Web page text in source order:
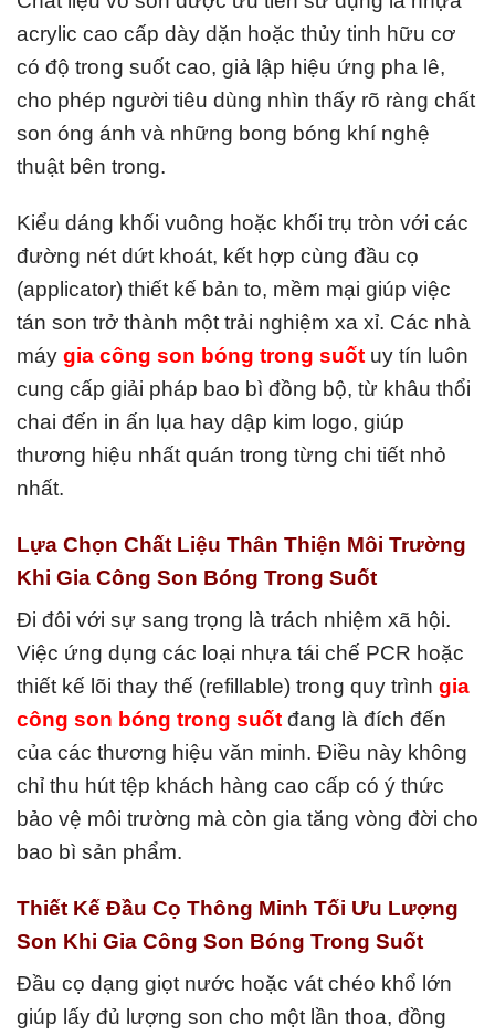
acrylic cao cấp dày dặn hoặc thủy tinh hữu cơ
có độ trong suốt cao, giả lập hiệu ứng pha lê,
cho phép người tiêu dùng nhìn thấy rõ ràng chất
son óng ánh và những bong bóng khí nghệ
thuật bên trong.
Kiểu dáng khối vuông hoặc khối trụ tròn với các
đường nét dứt khoát, kết hợp cùng đầu cọ
(applicator) thiết kế bản to, mềm mại giúp việc
tán son trở thành một trải nghiệm xa xỉ. Các nhà
máy gia công son bóng trong suốt uy tín luôn
cung cấp giải pháp bao bì đồng bộ, từ khâu thổi
chai đến in ấn lụa hay dập kim logo, giúp
thương hiệu nhất quán trong từng chi tiết nhỏ
nhất.
Lựa Chọn Chất Liệu Thân Thiện Môi Trường
Khi Gia Công Son Bóng Trong Suốt
Đi đôi với sự sang trọng là trách nhiệm xã hội.
Việc ứng dụng các loại nhựa tái chế PCR hoặc
thiết kế lõi thay thế (refillable) trong quy trình gia
công son bóng trong suốt đang là đích đến
của các thương hiệu văn minh. Điều này không
chỉ thu hút tệp khách hàng cao cấp có ý thức
bảo vệ môi trường mà còn gia tăng vòng đời cho
bao bì sản phẩm.
Thiết Kế Đầu Cọ Thông Minh Tối Ưu Lượng
Son Khi Gia Công Son Bóng Trong Suốt
Đầu cọ dạng giọt nước hoặc vát chéo khổ lớn
giúp lấy đủ lượng son cho một lần thoa, đồng